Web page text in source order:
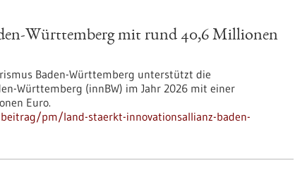
Württemberg mit rund 40,6 Millionen
Baden-Württemberg unterstützt die
Württemberg (innBW) im Jahr 2026 mit einer
Euro.
pm/land-staerkt-innovationsallianz-baden-